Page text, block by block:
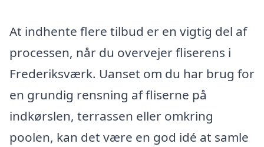
At indhente flere tilbud er en vigtig del af
processen, når du overvejer fliserens i
Frederiksværk. Uanset om du har brug for
en grundig rensning af fliserne på
indkørslen, terrassen eller omkring
poolen, kan det være en god idé at samle